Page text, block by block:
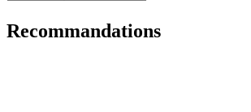
Recommandations